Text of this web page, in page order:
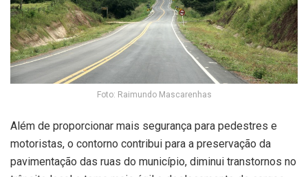
Foto: Raimundo Mascarenhas
Além de proporcionar mais segurança para pedestres e
motoristas, o contorno contribui para a preservação da
pavimentação das ruas do município, diminui transtornos no